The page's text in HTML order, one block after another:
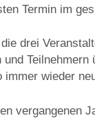
Termin im
drei
immer wieder
vergangenen